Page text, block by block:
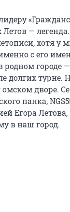
—
хотя
с его
городе
долгих турне.
дворе.
панка,
Егора
в наш город.